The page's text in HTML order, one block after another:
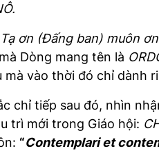
ơn (Đấng ban) muôn
Dòng mang tên là
mà vào thời đó chỉ dành
chỉ tiếp sau đó, nhìn
trì mới trong Giáo hội:
“Contemplari et